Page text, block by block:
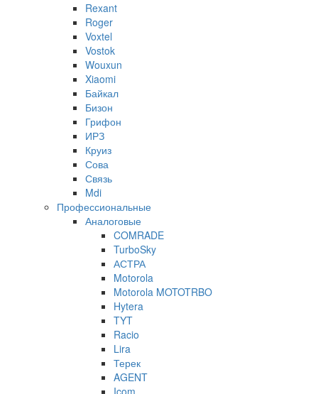
Rexant
Roger
Voxtel
Vostok
Wouxun
Xiaomi
Байкал
Бизон
Грифон
ИРЗ
Круиз
Сова
Связь
Mdi
Профессиональные
Аналоговые
COMRADE
TurboSky
АСТРА
Motorola
Motorola MOTOTRBO
Hytera
TYT
Racio
Lira
Терек
AGENT
Icom